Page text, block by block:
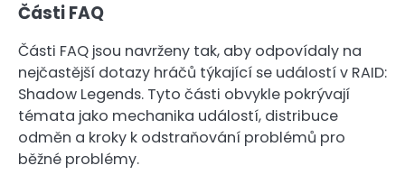
Části FAQ
Části FAQ jsou navrženy tak, aby odpovídaly na
nejčastější dotazy hráčů týkající se událostí v RAID:
Shadow Legends. Tyto části obvykle pokrývají
témata jako mechanika událostí, distribuce
odměn a kroky k odstraňování problémů pro
běžné problémy.